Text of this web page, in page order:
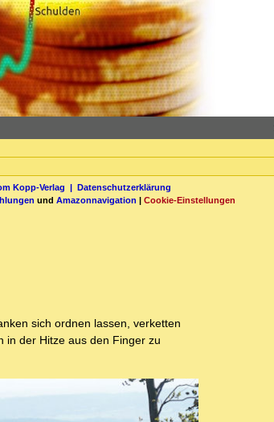
Kopp-Verlag | Datenschutzerklärung
und Amazonnavigation | Cookie-Einstellungen
sich ordnen lassen, verketten
in der Hitze aus den Finger zu